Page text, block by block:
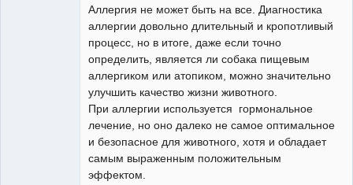
Аллергия не может быть на все. Диагностика
аллергии довольно длительный и кропотливый
процесс, но в итоге, даже если точно
определить, является ли собака пищевым
аллергиком или атопиком, можно значительно
улучшить качество жизни животного.
При аллергии используется гормональное
лечение, но оно далеко не самое оптимальное
и безопасное для животного, хотя и обладает
самым выраженным положительным
эффектом.